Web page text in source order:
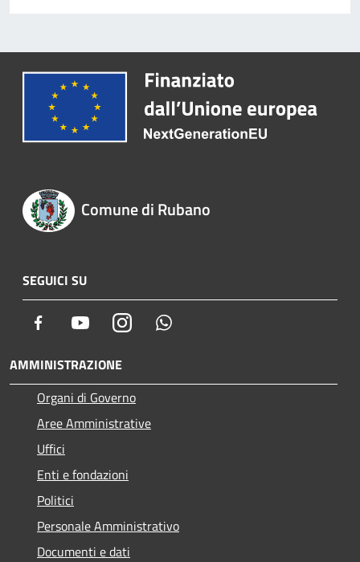
Comune di Rubano
SEGUICI SU
Facebook YoutubeInstagram
AMMINISTRAZIONE
Organi di Governo
Aree Amministrative
Uffici
Enti e fondazioni
Politici
Personale Amministrativo
Documenti e dati